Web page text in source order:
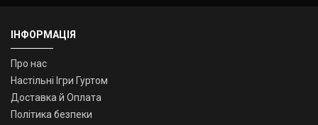
ІНФОРМАЦІЯ
Про нас
Настільні Ігри Гуртом
Доставка й Оплата
Політика безпеки